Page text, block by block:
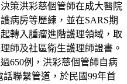
策洪彩慈個管師在成大醫院
病房等歷練，並在SARS期
轉入腫瘤進階護理領域，取
師及社區衛生護理師證書。
650例，洪彩慈個管師自病
聯繫管道，於民國99年首